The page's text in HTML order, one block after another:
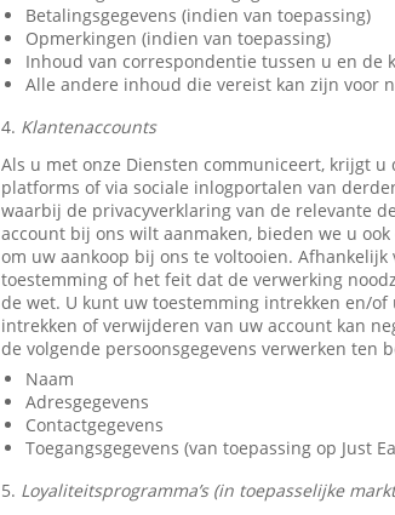
Betalingsgegevens (indien van toepassing)
Opmerkingen (indien van toepassing)
Inhoud van correspondentie tussen u en de
Alle andere inhoud die vereist kan zijn voor
4. Klantenaccounts
Als u met onze Diensten communiceert, krijgt
platforms of via sociale inlogportalen van
waarbij de privacyverklaring van de relevante
account bij ons wilt aanmaken, bieden we u
om uw aankoop bij ons te voltooien.
toestemming of het feit dat de verwerking
de wet. U kunt uw toestemming intrekken en/
intrekken of verwijderen van uw account kan
de volgende persoonsgegevens verwerken ten
Naam
Adresgegevens
Contactgegevens
Toegangsgegevens (van toepassing op Just
5. Loyaliteitsprogramma’s (in toepasselijke